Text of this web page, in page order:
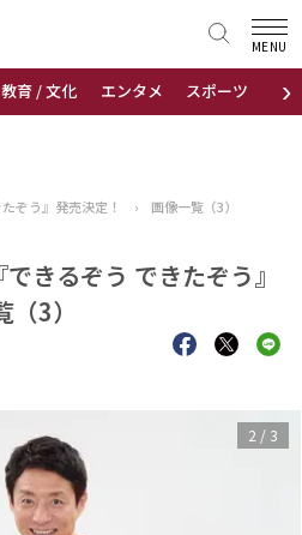
›
教育 / 文化 エンタメ スポーツ 地域
MENU
ぞう』発売決定！
› 画像一覧（3）
きるぞう できたぞう』
3）
3 / 3